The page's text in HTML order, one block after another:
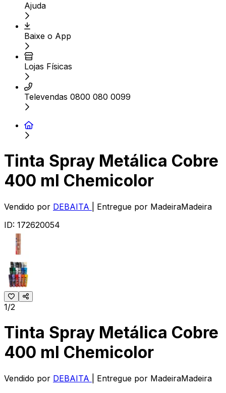
Ajuda
Baixe o App
Lojas Físicas
Televendas 0800 080 0099
Tinta Spray Metálica Cobre
400 ml Chemicolor
Vendido por DEBAITA | Entregue por MadeiraMadeira
ID: 172620054
1/2
Tinta Spray Metálica Cobre
400 ml Chemicolor
Vendido por DEBAITA | Entregue por MadeiraMadeira